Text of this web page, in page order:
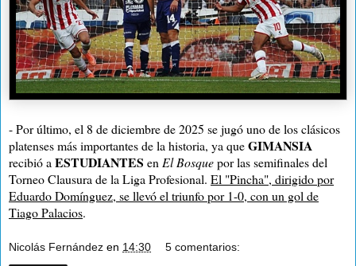
- Por último, el 8 de diciembre de 2025 se jugó uno de los clásicos
platenses más importantes de la historia, ya queGIMANSIA
recibió a ESTUDIANTES en El Bosquepor las semifinales del
Torneo Clausura de la Liga Profesional. El "Pincha", dirigido por
Eduardo Domínguez, se llevó el triunfo por 1-0, con un gol de
Tiago Palacios.
Nicolás Fernández en 14:30 5 comentarios: